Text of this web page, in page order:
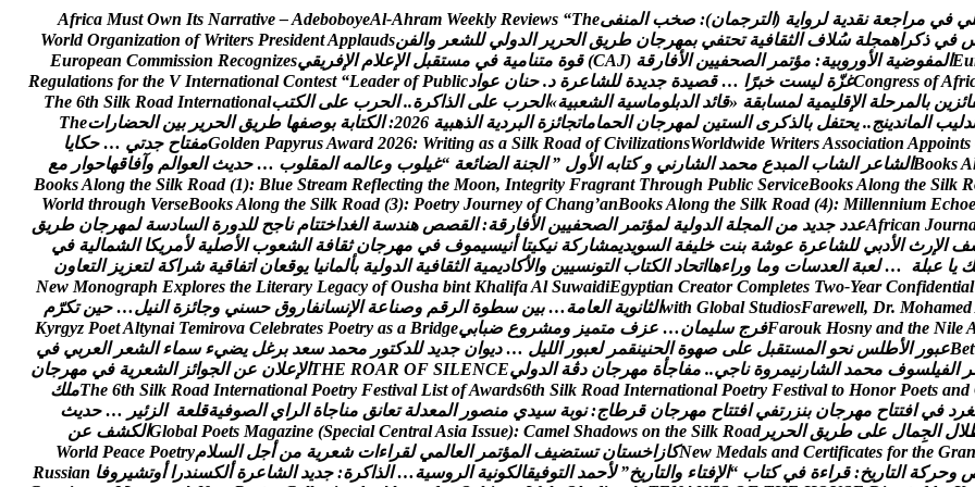
لي في مراجعة نقدية لر واية (الترجمان)
: صخب المنفى Africa Must Own Its Narrative –AdeboboyeAl-Ahram Weekly Reviews “The
في ذكراهمجلة سلف الثقافية تحتفي بمهرجان طريق الحرير الدولي للشعر والفن World Organization of Writers PresidentApplauds
Eu المفوضية الور وبية: مؤتمر الصحفيين الفارقة (
CAJ
) قوة متنامية في مستقبل العلم الفريقي European Commission Recognizes
Congress ofAfri غزة ليست خبرا … قصيدة جديدة للشاعرة د. حنان عواد Regulations for the V International Contest “Leader of Public
ائزين بالمرحلة القليمية لمسابقة «قائد الدبلوماسية الشعبية»الحرب على الذاكرة.
. الحرب على الكتب The 6th Silk Road International
دليب الماندينج.
. يحتفل بالذكرى الستين لمهرجان الحماماتجائزة البردية الذهبية 2026
: الكتابة بوصفها طريق الحرير بين الحضارات The
Golden PapyrusAward 2026: Writing as a Silk Road of CivilizationsWorldwide WritersAssociation Appoints مفتاح جدتي … حكايا
BooksA الشاعر الشاب المبدع محمد الشارني و كتابه الول ” الجنة الضائعة “غيلوب وعالمه المقلوب … حديث العوالم وآفاقهاحوار مع
BooksAlong the Silk Road (1): Blue Stream Reflecting the Moon, Integrity Fragrant Through Public ServiceBooksAlong the Silk R
World through VerseBooksAlong the Silk Road (3): Poetry Journey of Chang’anBooksAlong the Silk Road (4): Millennium Echoe
African Journ عدد جديد من المجلة الدولية لمؤتمر الصحفيين الفارقة: القصص هندسة الغداختتام ناجح للدورة السادسة لمهرجان طريق
ف الرث الدبي للشاعرة عوشة بنت خليفة السويديمشاركة نيكيتا أنيسيموف في مهرجان ثقافة الشعوب الصلية لمريكا الشمالية في
ك يا عبلة … لعبة العدسات وما وراءهااتحاد الكتاب التونسيين والكاديمية الثقافية الدولية بألمانيا يوقعان اتفاقية شراكة لتعزيز التعاون
New Monograph Explores the Literary Legacy of Ousha bint KhalifaAl SuwaidiEgyptian Creator Completes Two-Year Confidential
with Global StudiosFarewell, Dr. Mohamed الثانوية العامة… بين سطوة الرقم وصناعة النسانفار وق حسني وجائزة النيل… حين تكرم
Farouk Hosny and the NileA فرج سليمان… عزف متميز ومشر وع ضبابي Kyrgyz PoetAltynai Temirova Celebrates Poetry as a Bridge
Bet عبور الطلس نحو المستقبل على صهوة الحنينقمر لعبور الليل … ديوان جديد للدكتور محمد سعد برغل يضيء سماء الشعر العربي في
ر الفيلسوف محمد الشارنيمر وة ناجي.
. مفاجأة مهرجان دڨة الدولي THE ROAR OF SILENCE العلن عن الجوائز الشعرية في مهرجان
The 6th Silk Road International Poetry Festival List ofAwards6th Silk Road International Poetry Festival to Honor Poets and ملك
غرد في افتتاح مهرجان بنزرتفي افتتاح مهرجان قرطاج: نوبة سيدي منصور المعدلة تعانق مناجاة الراي الصوفيةقلعة الزئير … حديث
لل الجمال على طريق الحرير Global Poets Magazine (Special CentralAsia Issue): Camel Shadows on the Silk Road الكشف عن
New Medals and Certificates for the Gran كازاخستان تستضيف المؤتمر العالمي لقراءات شعرية من أجل السلم World Peace Poetry
وحركة التاريخ: قراءة في كتاب “الفتاء والتاريخ” لحمد التوفيقالكونية الر وسية… الذاكرة: جديد الشاعرة ألكسندرا أوتشير وفا Russian